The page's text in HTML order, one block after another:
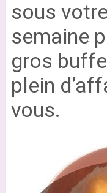
sous
semaine
gros
plein
vous.